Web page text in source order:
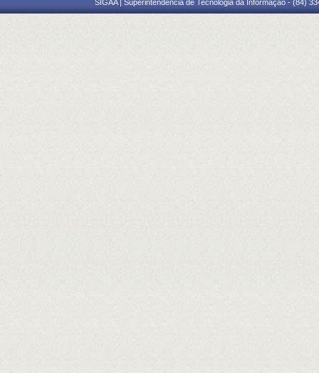
SIGAA | Superintendência de Tecnologia da Informação - (84)